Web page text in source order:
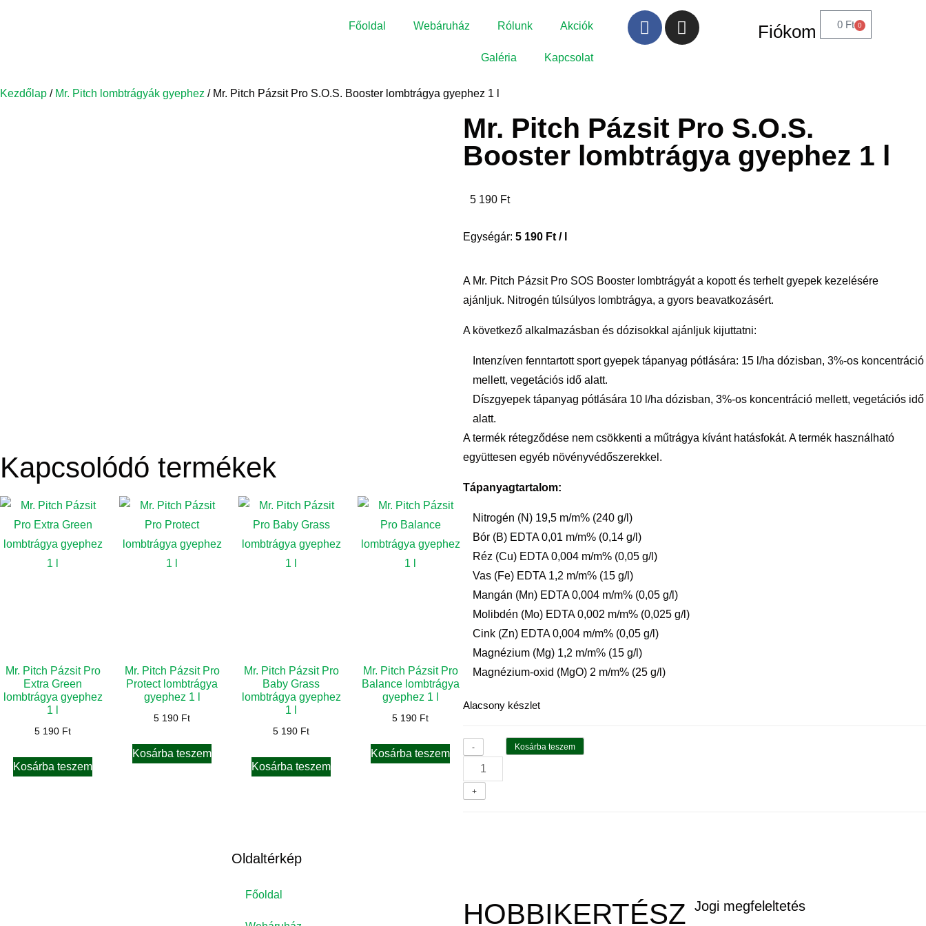
Főoldal Webáruház Rólunk Akciók
Galéria Kapcsolat
Fiókom 0 Ft 0
Kezdőlap / Mr. Pitch lombtrágyák gyephez / Mr. Pitch Pázsit Pro S.O.S. Booster lombtrágya gyephez 1 l
Kapcsolódó termékek
Mr. Pitch Pázsit Pro
Extra Green
lombtrágya gyephez
1 l
5 190 Ft
Kosárba teszem
Mr. Pitch Pázsit Pro
Protect lombtrágya
gyephez 1 l
5 190 Ft
Kosárba teszem
Mr. Pitch Pázsit Pro
Baby Grass
lombtrágya gyephez
1 l
5 190 Ft
Kosárba teszem
Mr. Pitch Pázsit Pro
Balance lombtrágya
gyephez 1 l
5 190 Ft
Kosárba teszem
Mr. Pitch Pázsit Pro S.O.S.
Booster lombtrágya gyephez 1 l
5 190 Ft
Egységár: 5 190 Ft / l
A Mr. Pitch Pázsit Pro SOS Booster lombtrágyát a kopott és terhelt gyepek kezelésére
ajánljuk. Nitrogén túlsúlyos lombtrágya, a gyors beavatkozásért.
A következő alkalmazásban és dózisokkal ajánljuk kijuttatni:
Intenzíven fenntartott sport gyepek tápanyag pótlására: 15 l/ha dózisban, 3%-os koncentráció
mellett, vegetációs idő alatt.
Díszgyepek tápanyag pótlására 10 l/ha dózisban, 3%-os koncentráció mellett, vegetációs idő
alatt.
A termék rétegződése nem csökkenti a műtrágya kívánt hatásfokát. A termék használható
együttesen egyéb növényvédőszerekkel.
Tápanyagtartalom:
Nitrogén (N) 19,5 m/m% (240 g/l)
Bór (B) EDTA 0,01 m/m% (0,14 g/l)
Réz (Cu) EDTA 0,004 m/m% (0,05 g/l)
Vas (Fe) EDTA 1,2 m/m% (15 g/l)
Mangán (Mn) EDTA 0,004 m/m% (0,05 g/l)
Molibdén (Mo) EDTA 0,002 m/m% (0,025 g/l)
Cink (Zn) EDTA 0,004 m/m% (0,05 g/l)
Magnézium (Mg) 1,2 m/m% (15 g/l)
Magnézium-oxid (MgO) 2 m/m% (25 g/l)
Alacsony készlet
-
+
Kosárba teszem
Oldaltérkép
Főoldal
HOBBIKERTÉSZ Jogi megfeleltetés